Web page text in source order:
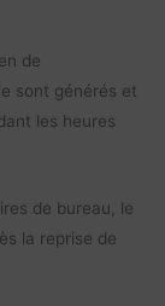
de
sont générés et
les heures
de bureau, le
la reprise de